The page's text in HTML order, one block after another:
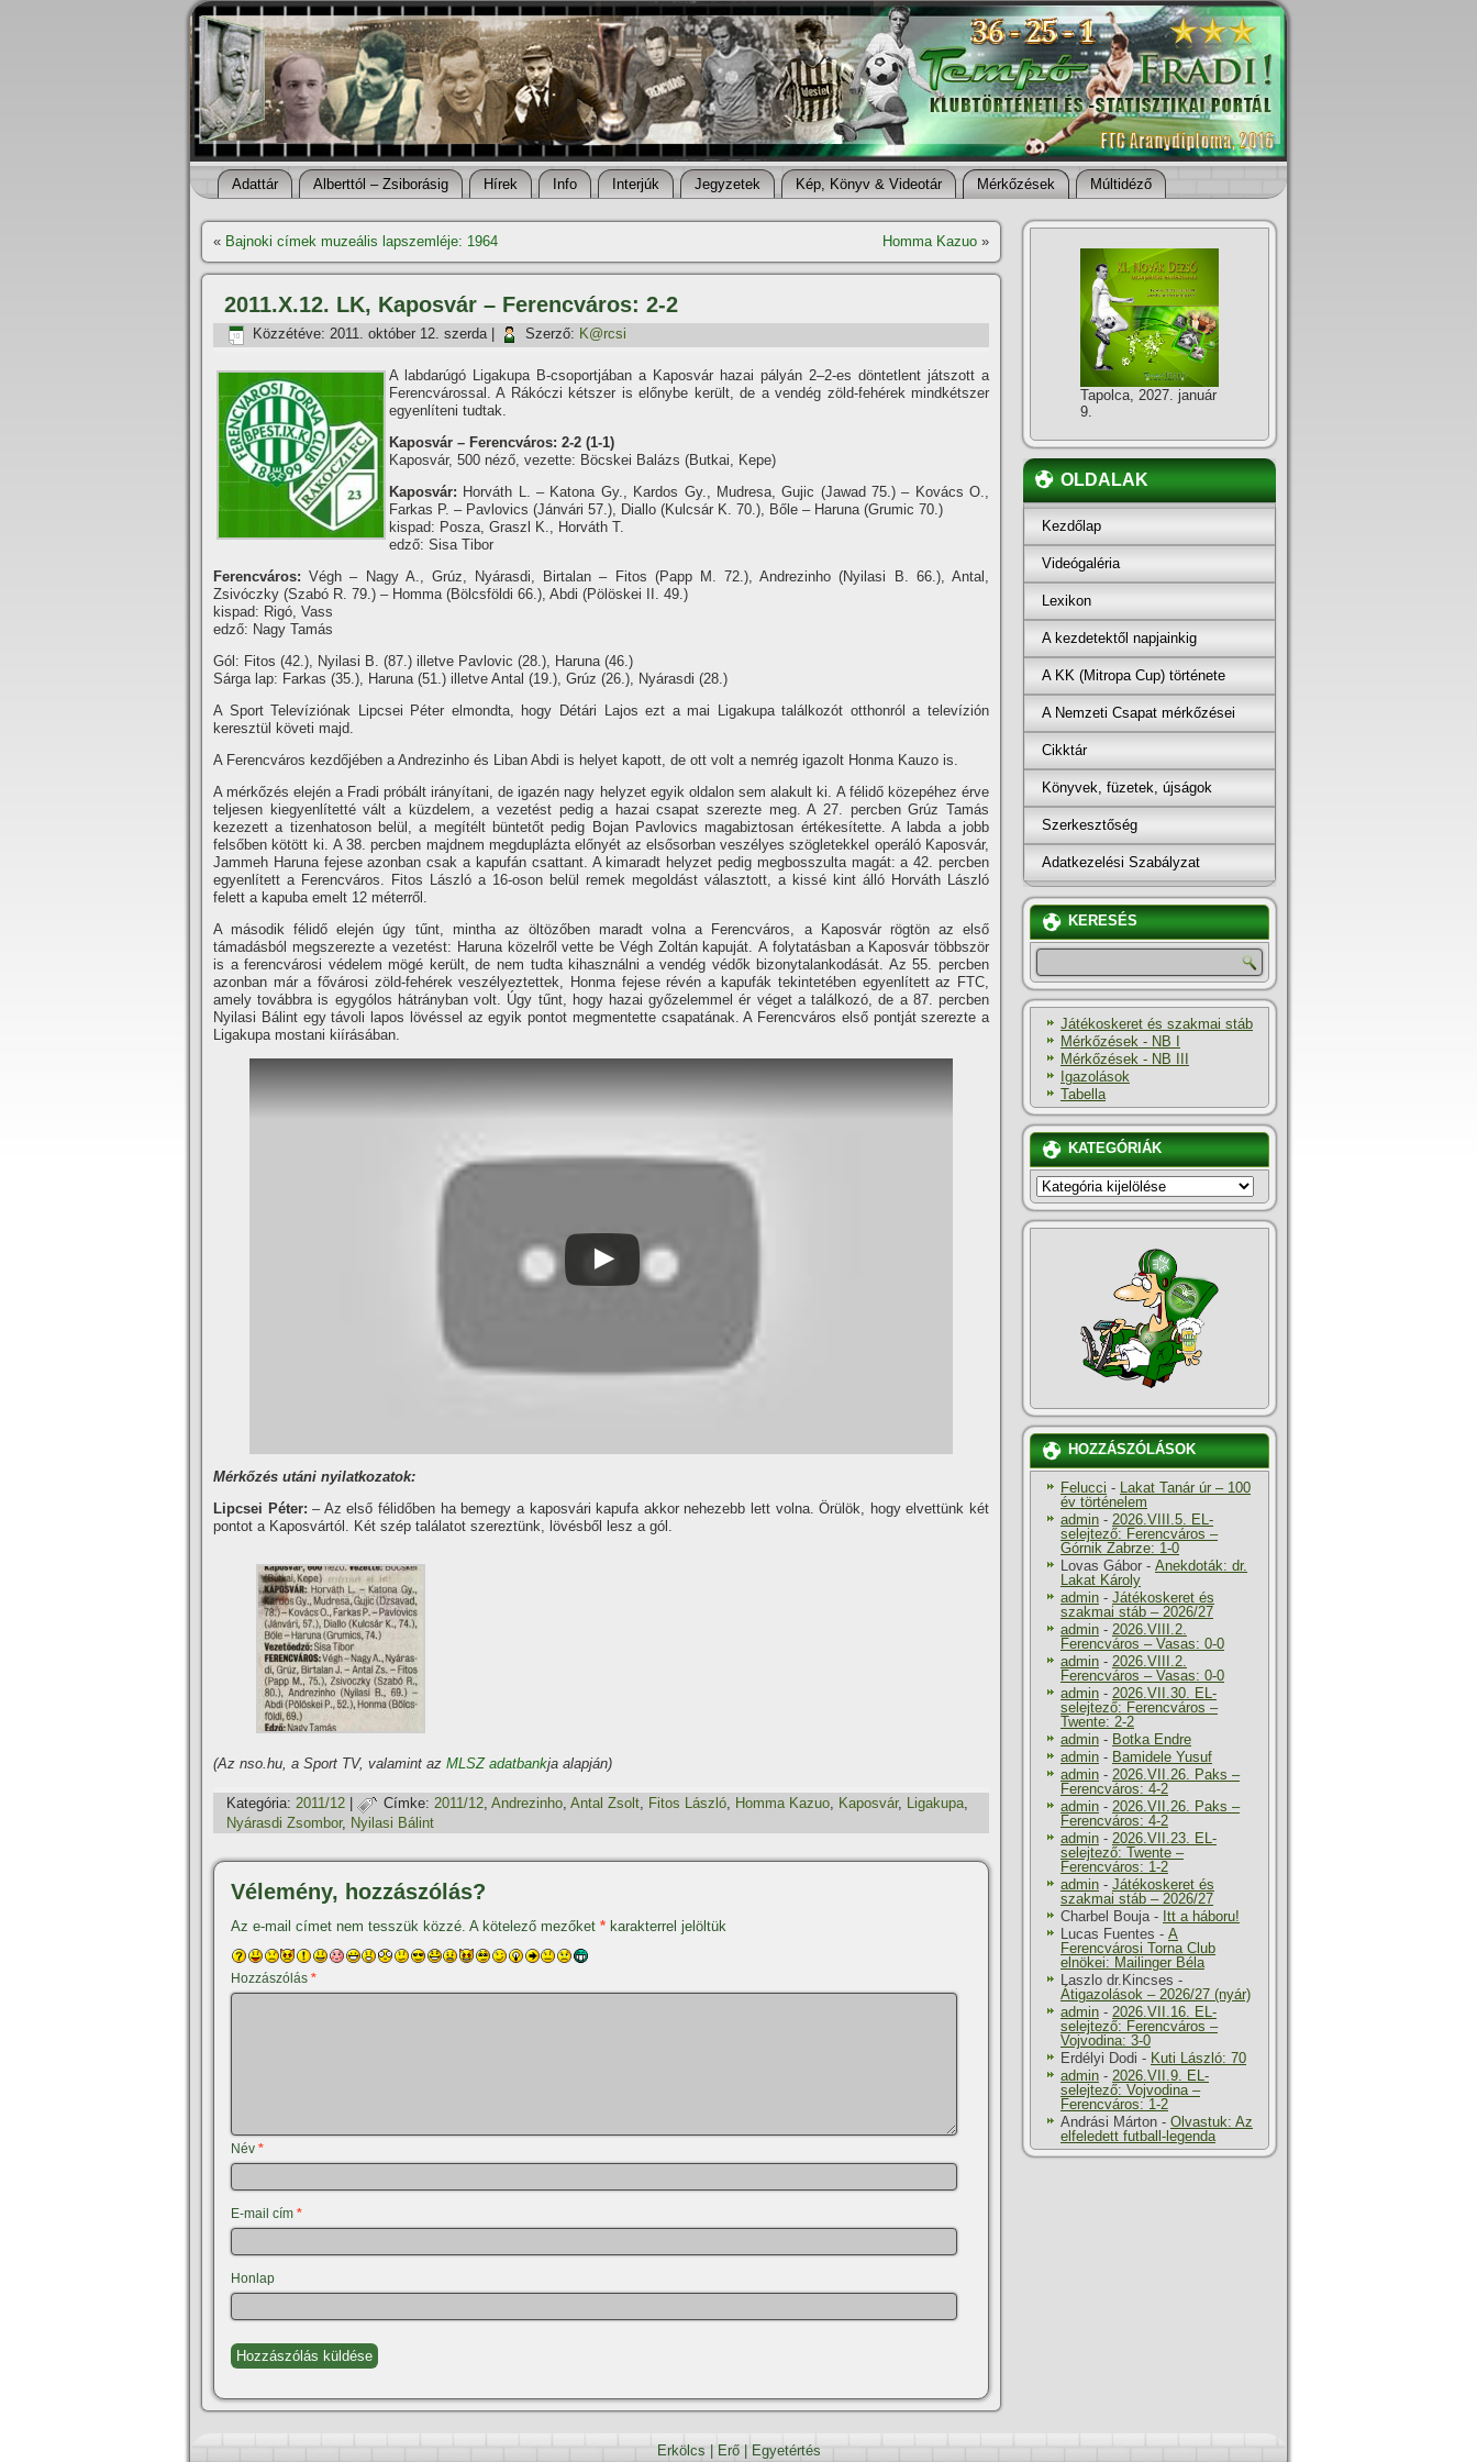
Adattár Alberttól – Zsiborásig Hí­rek Info Interjúk Jegyzetek Kép, Könyv & Videotár Mérkőzések Múltidéző
« Bajnoki cí­mek muzeális lapszemléje: 1964 Homma Kazuo »
2011.X.12. LK, Kaposvár – Ferencváros: 2-2
Közzétéve: 2011. október 12. szerda| Szerző: K@rcsi
A labdarúgó Ligakupa B-csoportjában a Kaposvár hazai pályán 2–2-es döntetlent játszott a
Ferencvárossal. A Rákóczi kétszer is előnybe került, de a vendég zöld-fehérek mindkétszer
egyenlí­teni tudtak.
Kaposvár – Ferencváros: 2-2 (1-1)
Kaposvár, 500 néző, vezette: Böcskei Balázs (Butkai, Kepe)
Kaposvár: Horváth L. – Katona Gy., Kardos Gy., Mudresa, Gujic (Jawad 75.) – Kovács O.,
Farkas P. – Pavlovics (Jánvári 57.), Diallo (Kulcsár K. 70.), Bőle – Haruna (Grumic 70.)
kispad: Posza, Graszl K., Horváth T.
edző: Sisa Tibor
Ferencváros: Végh – Nagy A., Grúz, Nyárasdi, Birtalan – Fitos (Papp M. 72.), Andrezinho (Nyilasi B. 66.), Antal,
Zsivóczky (Szabó R. 79.) – Homma (Bölcsföldi 66.), Abdi (Pölöskei II. 49.)
kispad: Rigó, Vass
edző: Nagy Tamás
Gól: Fitos (42.), Nyilasi B. (87.) illetve Pavlovic (28.), Haruna (46.)
Sárga lap: Farkas (35.), Haruna (51.) illetve Antal (19.), Grúz (26.), Nyárasdi (28.)
A Sport Televí­ziónak Lipcsei Péter elmondta, hogy Détári Lajos ezt a mai Ligakupa találkozót otthonról a televí­zión
keresztül követi majd.
A Ferencváros kezdőjében a Andrezinho és Liban Abdi is helyet kapott, de ott volt a nemrég igazolt Honma Kauzo is.
A mérkőzés elején a Fradi próbált irányí­tani, de igazén nagy helyzet egyik oldalon sem alakult ki. A félidő közepéhez érve
teljesen kiegyenlí­tetté vált a küzdelem, a vezetést pedig a hazai csapat szerezte meg. A 27. percben Grúz Tamás
kezezett a tizenhatoson belül, a megí­télt büntetőt pedig Bojan Pavlovics magabiztosan értékesí­tette. A labda a jobb
felsőben kötött ki. A 38. percben majdnem megduplázta előnyét az elsősorban veszélyes szögletekkel operáló Kaposvár,
Jammeh Haruna fejese azonban csak a kapufán csattant. A kimaradt helyzet pedig megbosszulta magát: a 42. percben
egyenlí­tett a Ferencváros. Fitos László a 16-oson belül remek megoldást választott, a kissé kint álló Horváth László
felett a kapuba emelt 12 méterről.
A második félidő elején úgy tűnt, mintha az öltözőben maradt volna a Ferencváros, a Kaposvár rögtön az első
támadásból megszerezte a vezetést: Haruna közelről vette be Végh Zoltán kapuját. A folytatásban a Kaposvár többször
is a ferencvárosi védelem mögé került, de nem tudta kihasználni a vendég védők bizonytalankodását. Az 55. percben
azonban már a fővárosi zöld-fehérek veszélyeztettek, Honma fejese révén a kapufák tekintetében egyenlí­tett az FTC,
amely továbbra is egygólos hátrányban volt. Úgy tűnt, hogy hazai győzelemmel ér véget a találkozó, de a 87. percben
Nyilasi Bálint egy távoli lapos lövéssel az egyik pontot megmentette csapatának. A Ferencváros első pontját szerezte a
Ligakupa mostani kií­rásában.
Mérkőzés utáni nyilatkozatok:
Lipcsei Péter:– Az első félidőben ha bemegy a kaposvári kapufa akkor nehezebb lett volna. Örülök, hogy elvettünk két
pontot a Kaposvártól. Két szép találatot szereztünk, lövésből lesz a gól.
(Az nso.hu, a Sport TV, valamint az MLSZ adatbankja alapján)
Kategória: 2011/12 Címke: 2011/12, Andrezinho, Antal Zsolt, Fitos László, Homma Kazuo, Kaposvár, Ligakupa,
Nyárasdi Zsombor, Nyilasi Bálint
Vélemény, hozzászólás?
Az e-mail címet nem tesszük közzé. A kötelező mezőket * karakterrel jelöltük
Hozzászólás *
Név *
E-mail cím *
Honlap
Tapolca, 2027. január
9.
OLDALAK
Kezdőlap
Videógaléria
Lexikon
A kezdetektől napjainkig
A KK (Mitropa Cup) története
A Nemzeti Csapat mérkőzései
Cikktár
Könyvek, füzetek, újságok
Szerkesztőség
Adatkezelési Szabályzat
KERESÉS
Játékoskeret és szakmai stáb
Mérkőzések - NB I
Mérkőzések - NB III
Igazolások
Tabella
KATEGÓRIÁK
KATEGÓRIÁK
HOZZÁSZÓLÁSOK
Felucci - Lakat Tanár úr – 100
év történelem
admin - 2026.VIII.5. EL-
selejtező: Ferencváros –
Górnik Zabrze: 1-0
Lovas Gábor - Anekdoták: dr.
Lakat Károly
admin - Játékoskeret és
szakmai stáb – 2026/27
admin - 2026.VIII.2.
Ferencváros – Vasas: 0-0
admin - 2026.VIII.2.
Ferencváros – Vasas: 0-0
admin - 2026.VII.30. EL-
selejtező: Ferencváros –
Twente: 2-2
admin - Botka Endre
admin - Bamidele Yusuf
admin - 2026.VII.26. Paks –
Ferencváros: 4-2
admin - 2026.VII.26. Paks –
Ferencváros: 4-2
admin - 2026.VII.23. EL-
selejtező: Twente –
Ferencváros: 1-2
admin - Játékoskeret és
szakmai stáb – 2026/27
Charbel Bouja- Itt a háboru!
Lucas Fuentes - A
Ferencvárosi Torna Club
elnökei: Mailinger Béla
Laszlo dr.Kincses -
Átigazolások – 2026/27 (nyár)
admin - 2026.VII.16. EL-
selejtező: Ferencváros –
Vojvodina: 3-0
Erdélyi Dodi - Kuti László: 70
admin - 2026.VII.9. EL-
selejtező: Vojvodina –
Ferencváros: 1-2
Andrási Márton - Olvastuk: Az
elfeledett futball-legenda
Erkölcs Erő| Egyetértés